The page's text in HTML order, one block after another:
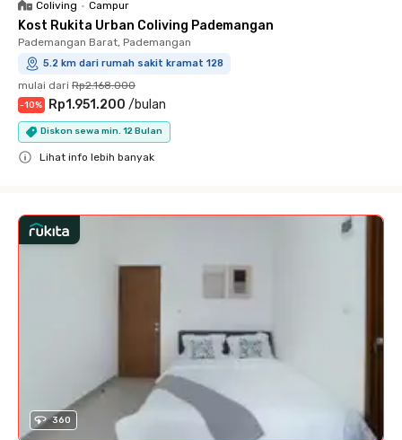
Coliving • Campur
Kost Rukita Urban Coliving Pademangan
Pademangan Barat, Pademangan
5.2 km dari rumah sakit kramat 128
mulai dari Rp2.168.000
-10% Rp1.951.200 /bulan
Diskon sewa min. 12 Bulan
Lihat info lebih banyak
360